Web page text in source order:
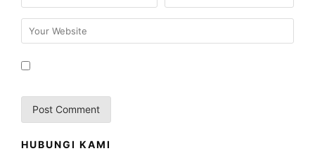
HUBUNGI KAMI